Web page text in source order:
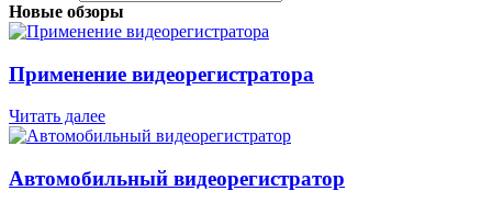
Новые обзоры
Применение видеорегистратора
Читать далее
Автомобильный видеорегистратор